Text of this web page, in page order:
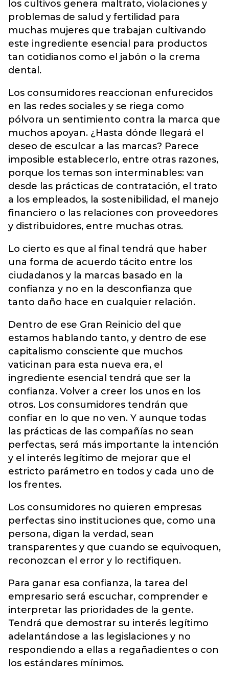
los cultivos genera maltrato, violaciones y
problemas de salud y fertilidad para
muchas mujeres que trabajan cultivando
este ingrediente esencial para productos
tan cotidianos como el jabón o la crema
dental.
Los consumidores reaccionan enfurecidos
en las redes sociales y se riega como
pólvora un sentimiento contra la marca que
muchos apoyan. ¿Hasta dónde llegará el
deseo de esculcar a las marcas? Parece
imposible establecerlo, entre otras razones,
porque los temas son interminables: van
desde las prácticas de contratación, el trato
a los empleados, la sostenibilidad, el manejo
financiero o las relaciones con proveedores
y distribuidores, entre muchas otras.
Lo cierto es que al final tendrá que haber
una forma de acuerdo tácito entre los
ciudadanos y la marcas basado en la
confianza y no en la desconfianza que
tanto daño hace en cualquier relación.
Dentro de ese Gran Reinicio del que
estamos hablando tanto, y dentro de ese
capitalismo consciente que muchos
vaticinan para esta nueva era, el
ingrediente esencial tendrá que ser la
confianza. Volver a creer los unos en los
otros. Los consumidores tendrán que
confiar en lo que no ven. Y aunque todas
las prácticas de las compañías no sean
perfectas, será más importante la intención
y el interés legítimo de mejorar que el
estricto parámetro en todos y cada uno de
los frentes.
Los consumidores no quieren empresas
perfectas sino instituciones que, como una
persona, digan la verdad, sean
transparentes y que cuando se equivoquen,
reconozcan el error y lo rectifiquen.
Para ganar esa confianza, la tarea del
empresario será escuchar, comprender e
interpretar las prioridades de la gente.
Tendrá que demostrar su interés legítimo
adelantándose a las legislaciones y no
respondiendo a ellas a regañadientes o con
los estándares mínimos.